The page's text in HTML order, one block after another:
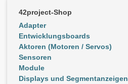
42project-Shop
Adapter
Entwicklungsboards
Aktoren (Motoren / Servos)
Sensoren
Module
Displays und Segmentanzeigen